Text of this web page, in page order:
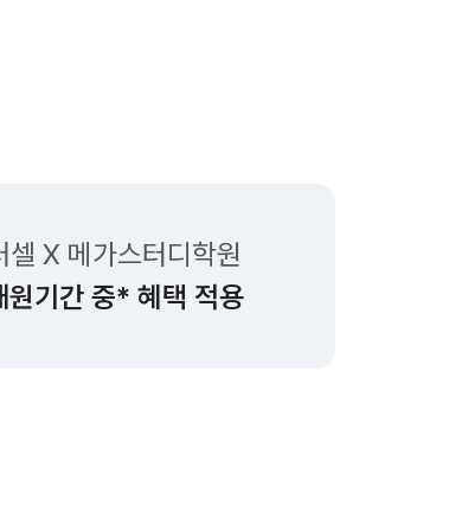
셀 X 메가스터디학원
원기간 중* 혜택 적용